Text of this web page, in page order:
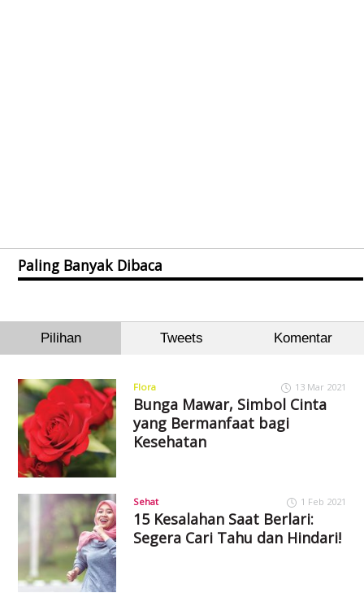
Paling Banyak Dibaca
Pilihan Tweets Komentar
Flora 13 Mar 2021
Bunga Mawar, Simbol Cinta
yang Bermanfaat bagi
Kesehatan
Sehat 1 Feb 2021
15 Kesalahan Saat Berlari:
Segera Cari Tahu dan Hindari!